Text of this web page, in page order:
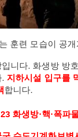
훈련 모습이 공
니다. 화생방 방
지하시설 입구를
합니다.
화생방·핵·폭파